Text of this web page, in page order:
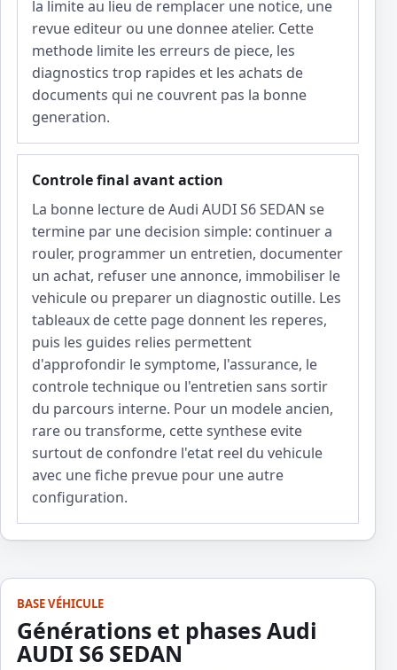
la limite au lieu de remplacer une notice, une
revue editeur ou une donnee atelier. Cette
methode limite les erreurs de piece, les
diagnostics trop rapides et les achats de
documents qui ne couvrent pas la bonne
generation.
Controle final avant action
La bonne lecture de Audi AUDI S6 SEDAN se
termine par une decision simple: continuer a
rouler, programmer un entretien, documenter
un achat, refuser une annonce, immobiliser le
vehicule ou preparer un diagnostic outille. Les
tableaux de cette page donnent les reperes,
puis les guides relies permettent
d'approfondir le symptome, l'assurance, le
controle technique ou l'entretien sans sortir
du parcours interne. Pour un modele ancien,
rare ou transforme, cette synthese evite
surtout de confondre l'etat reel du vehicule
avec une fiche prevue pour une autre
configuration.
BASE VÉHICULE
Générations et phases Audi
AUDI S6 SEDAN